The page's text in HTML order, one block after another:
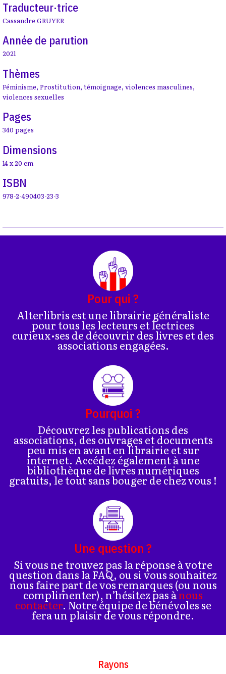
Traducteur·trice
Cassandre GRUYER
Année de parution
2021
Thèmes
Féminisme, Prostitution, témoignage, violences masculines,
violences sexuelles
Pages
340 pages
Dimensions
14 x 20 cm
ISBN
978-2-490403-23-3
Pour qui ?
Alterlibris est une librairie généraliste
pour tous les lecteurs et lectrices
curieux•ses de découvrir des livres et des
associations engagées.
Pourquoi ?
Découvrez les publications des
associations, des ouvrages et documents
peu mis en avant en librairie et sur
internet. Accédez également à une
bibliothèque de livres numériques
gratuits, le tout sans bouger de chez vous !
Une question ?
Si vous ne trouvez pas la réponse à votre
question dans la FAQ, ou si vous souhaitez
nous faire part de vos remarques (ou nous
complimenter), n’hésitez pas ànous
contacter. Notre équipe de bénévoles se
fera un plaisir de vous répondre.
Rayons